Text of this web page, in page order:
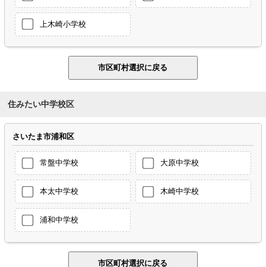
上木崎小学校
住みたい中学校区
さいたま市浦和区
常盤中学校 大原中学校
本太中学校 木崎中学校
浦和中学校